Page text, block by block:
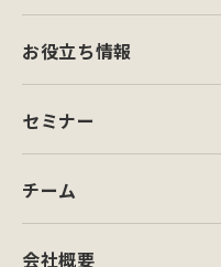
お役立ち情報
セミナー
チーム
会社概要